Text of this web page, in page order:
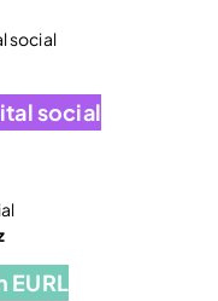
social
social
EURL